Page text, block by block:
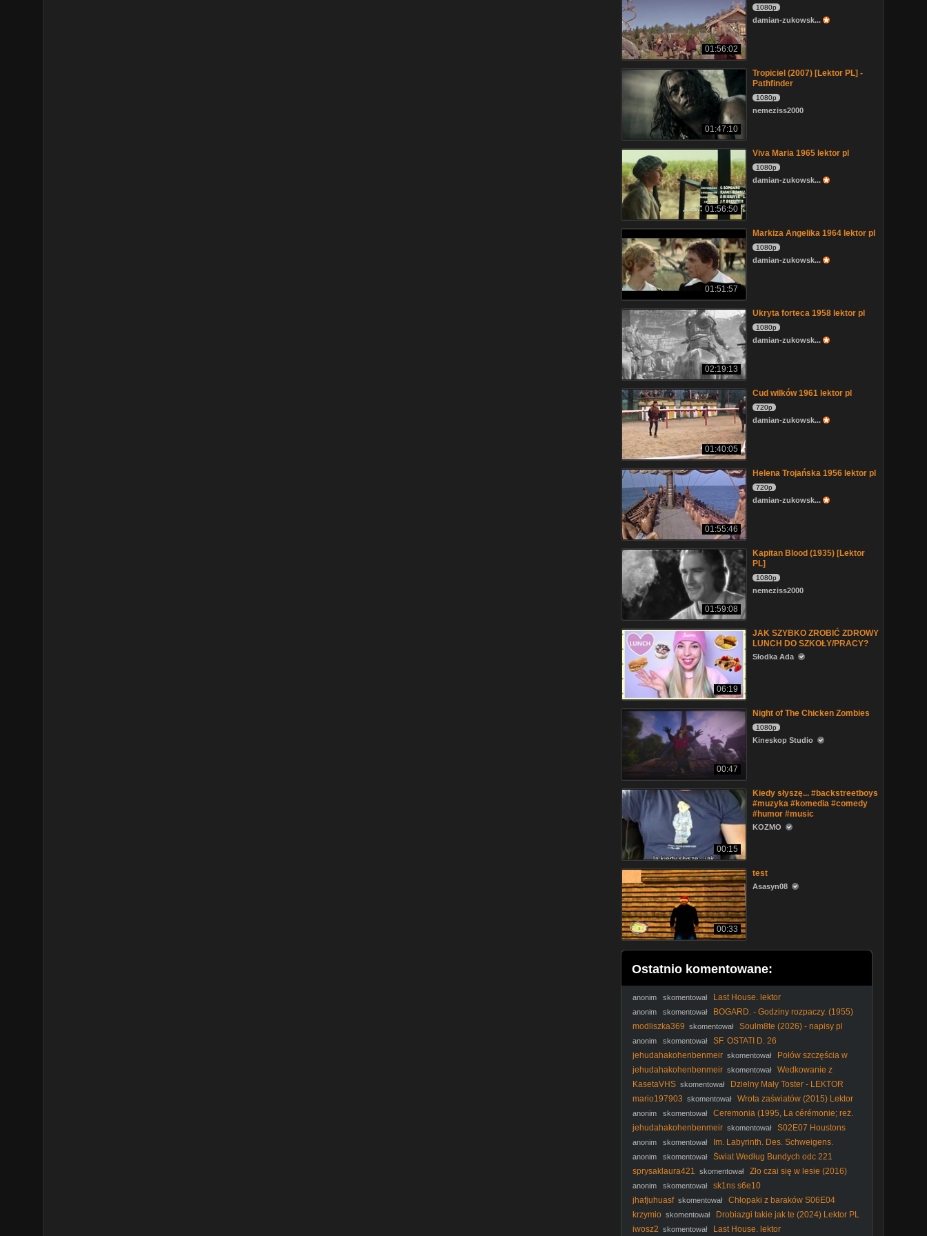
01:56:02
1080p
damian-zukowsk...
01:47:10
Tropiciel (2007) [Lektor PL] -
Pathfinder
1080p
nemeziss2000
01:56:50
Viva Maria 1965 lektor pl
1080p
damian-zukowsk...
01:51:57
Markiza Angelika 1964 lektor pl
1080p
damian-zukowsk...
02:19:13
Ukryta forteca 1958 lektor pl
1080p
damian-zukowsk...
01:40:05
Cud wilków 1961 lektor pl
720p
damian-zukowsk...
01:55:46
Helena Trojańska 1956 lektor pl
720p
damian-zukowsk...
01:59:08
Kapitan Blood (1935) [Lektor
PL]
1080p
nemeziss2000
06:19
JAK SZYBKO ZROBIĆ ZDROWY
LUNCH DO SZKOŁY/PRACY?
Słodka Ada
00:47
Night of The Chicken Zombies
1080p
Kineskop Studio
00:15
Kiedy słyszę... #backstreetboys
#muzyka #komedia #comedy
#humor #music
KOZMO
00:33
test
Asasyn08
Ostatnio komentowane:
anonim skomentował Last House. lektor
anonim skomentował
BOGARD. - Godziny rozpaczy. (1955)
lektor
modliszka369 skomentował
Soulm8te (2026) - napisy pl
1080p
anonim skomentował
SF. OSTATI D. 26
jehudahakohenbenmeir skomentował
Połów szczęścia w
Jemenie (2011) Lektor PL
jehudahakohenbenmeir skomentował
Wedkowanie z
Szadokiem
KasetaVHS skomentował
Dzielny Mały Toster - LEKTOR
VHS - 35mm skan
mario197903 skomentował
Wrota zaświatów (2015) Lektor
anonim skomentował
Ceremonia (1995, La cérémonie; reż.
Claude Chabrol) Lektor PL
jehudahakohenbenmeir skomentował
S02E07 Houstons
Hurricane Hell
anonim skomentował
Im. Labyrinth. Des. Schweigens.
Labirynt. Kłamstw. 2014. Lektor.pl
anonim skomentował
Świat Według Bundych odc 221
sprysaklaura421 skomentował
Zło czai się w lesie (2016)
Lektor PL
anonim skomentował
sk1ns s6e10
jhafjuhuasf skomentował
Chłopaki z baraków S06E04
krzymio skomentował
Drobiazgi takie jak te (2024) Lektor PL
iwosz2 skomentował Last House. lektor